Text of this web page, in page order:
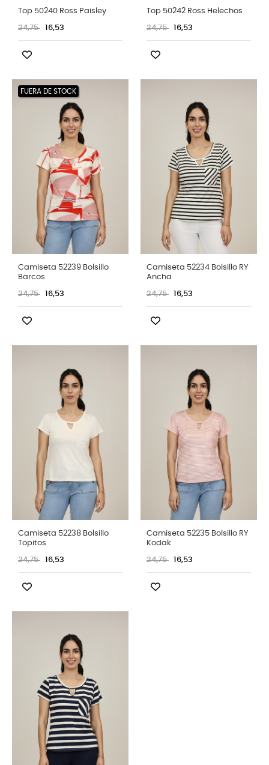
Top 50240 Ross Paisley
24,75 16,53
Top 50242 Ross Helechos
24,75 16,53
FUERA DE STOCK
Camiseta 52239 Bolsillo
Barcos
24,75 16,53
Camiseta 52234 Bolsillo RY
Ancha
24,75 16,53
Camiseta 52238 Bolsillo
Topitos
24,75 16,53
Camiseta 52235 Bolsillo RY
Kodak
24,75 16,53